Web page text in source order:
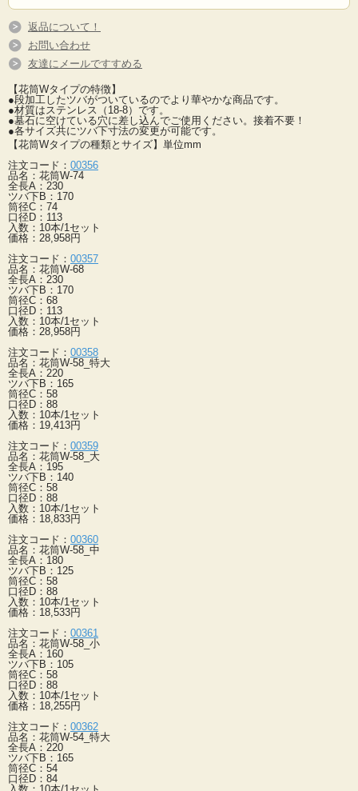
返品について！
お問い合わせ
友達にメールですすめる
【花筒Wタイプの特徴】
●段加工したツバがついているのでより華やかな商品です。
●材質はステンレス（18-8）です。
●墓石に空けている穴に差し込んでご使用ください。接着不要！
●各サイズ共にツバ下寸法の変更が可能です。
【花筒Wタイプの種類とサイズ】単位mm
注文コード： 00356
品名：花筒W-74
全長A：230
ツバ下B：170
筒径C：74
口径D：113
入数：10本/1セット
価格：28,958円
注文コード： 00357
品名：花筒W-68
全長A：230
ツバ下B：170
筒径C：68
口径D：113
入数：10本/1セット
価格：28,958円
注文コード： 00358
品名：花筒W-58_特大
全長A：220
ツバ下B：165
筒径C：58
口径D：88
入数：10本/1セット
価格：19,413円
注文コード： 00359
品名：花筒W-58_大
全長A：195
ツバ下B：140
筒径C：58
口径D：88
入数：10本/1セット
価格：18,833円
注文コード： 00360
品名：花筒W-58_中
全長A：180
ツバ下B：125
筒径C：58
口径D：88
入数：10本/1セット
価格：18,533円
注文コード： 00361
品名：花筒W-58_小
全長A：160
ツバ下B：105
筒径C：58
口径D：88
入数：10本/1セット
価格：18,255円
注文コード： 00362
品名：花筒W-54_特大
全長A：220
ツバ下B：165
筒径C：54
口径D：84